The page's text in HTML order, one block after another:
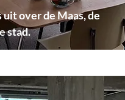
over de Maas, de
stad.